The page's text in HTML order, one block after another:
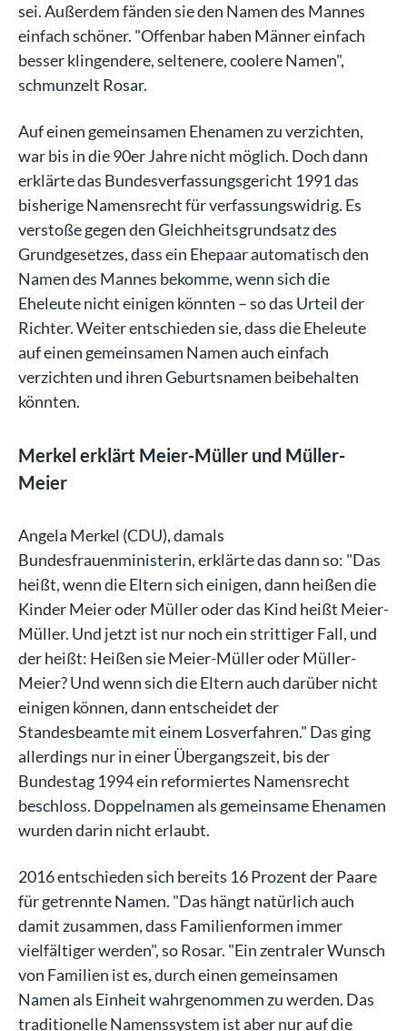
sei. Außerdem fänden sie den Namen des Mannes
einfach schöner. "Offenbar haben Männer einfach
besser klingendere, seltenere, coolere Namen",
schmunzelt Rosar.
Auf einen gemeinsamen Ehenamen zu verzichten,
war bis in die 90er Jahre nicht möglich. Doch dann
erklärte das Bundesverfassungsgericht 1991 das
bisherige Namensrecht für verfassungswidrig. Es
verstoße gegen den Gleichheitsgrundsatz des
Grundgesetzes, dass ein Ehepaar automatisch den
Namen des Mannes bekomme, wenn sich die
Eheleute nicht einigen könnten – so das Urteil der
Richter. Weiter entschieden sie, dass die Eheleute
auf einen gemeinsamen Namen auch einfach
verzichten und ihren Geburtsnamen beibehalten
könnten.
Merkel erklärt Meier-Müller und Müller-
Meier
Angela Merkel (CDU), damals
Bundesfrauenministerin, erklärte das dann so: "Das
heißt, wenn die Eltern sich einigen, dann heißen die
Kinder Meier oder Müller oder das Kind heißt Meier-
Müller. Und jetzt ist nur noch ein strittiger Fall, und
der heißt: Heißen sie Meier-Müller oder Müller-
Meier? Und wenn sich die Eltern auch darüber nicht
einigen können, dann entscheidet der
Standesbeamte mit einem Losverfahren." Das ging
allerdings nur in einer Übergangszeit, bis der
Bundestag 1994 ein reformiertes Namensrecht
beschloss. Doppelnamen als gemeinsame Ehenamen
wurden darin nicht erlaubt.
2016 entschieden sich bereits 16 Prozent der Paare
für getrennte Namen. "Das hängt natürlich auch
damit zusammen, dass Familienformen immer
vielfältiger werden", so Rosar. "Ein zentraler Wunsch
von Familien ist es, durch einen gemeinsamen
Namen als Einheit wahrgenommen zu werden. Das
traditionelle Namenssystem ist aber nur auf die